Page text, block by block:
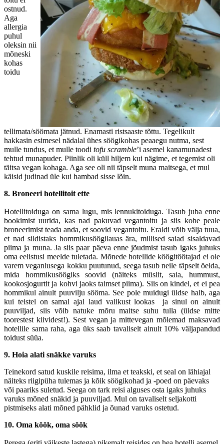
ostnud.
Aga
allergia
puhul
oleksin nii
mõneski
kohas
toidu
tellimata/söömata jätnud. Enamasti ristsaaste tõttu. Tegelikult
hakkasin esimesel nädalal ühes söögikohas peaaegu nutma, sest
mulle tundus, et mulle toodi tofu scramble’i asemel kanamunadest
tehtud munapuder. Piinlik oli küll hiljem kui nägime, et tegemist oli
täitsa vegan kohaga. Aga see oli nii täpselt muna maitsega, et mul
käisid judinad üle kui hambad sisse lõin.
8. Broneeri hotellitoit ette
Hotellitoiduga on sama lugu, mis lennukitoiduga. Tasub juba enne
bookimist uurida, kas nad pakuvad vegantoitu ja siis kohe peale
broneerimist teada anda, et soovid vegantoitu. Eraldi võib välja tuua,
et nad sildistaks hommikusöögilauas ära, millised saiad sisaldavad
piima ja muna. Ja siis paar päeva enne jõudmist tasub igaks juhuks
oma eelistusi meelde tuletada. Mõnede hotellide köögitöötajad ei ole
varem veganlusega kokku puutunud, seega tasub neile täpselt öelda,
mida hommikusöögiks soovid (näiteks müslit, saia, hummust,
kookosjogurtit ja kohvi jaoks taimset piima). Siis on kindel, et ei pea
hommikul ainult puuvilju sööma. See pole muidugi üldse halb, aga
kui teistel on samal ajal laud valikust lookas ja sinul on ainult
puuviljad, siis võib natuke mõru maitse suhu tulla (üldse mitte
toorestest kiividest!). Sest vegan ja mittevegan mõlemad maksavad
hotellile sama raha, aga üks saab tavaliselt ainult 10% väljapandud
toidust süüa.
9. Hoia alati snäkke varuks
Teinekord satud kuskile reisima, ilma et teakski, et seal on lähiajal
näiteks riigipüha tulemas ja kõik söögikohad ja -poed on päevaks
või paariks suletud. Seega on tark reisi alguses osta igaks juhuks
varuks mõned snäkid ja puuviljad. Mul on tavaliselt seljakotti
pistmiseks alati mõned pähklid ja õunad varuks ostetud.
10. Oma köök, oma söök